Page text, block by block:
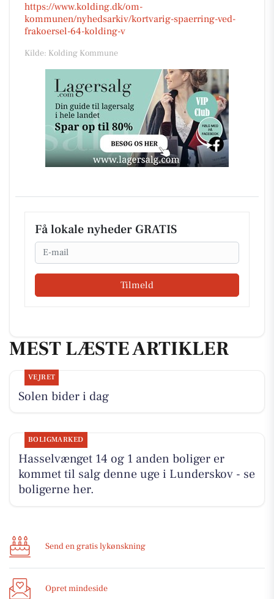
https://www.kolding.dk/om-
kommunen/nyhedsarkiv/kortvarig-spaerring-ved-
frakoersel-64-kolding-v
Kilde: Kolding Kommune
Få lokale nyheder GRATIS
Email
Tilmeld
MEST LÆSTE ARTIKLER
VEJRET
Solen bider i dag
BOLIGMARKED
Hasselvænget 14 og 1 anden boliger er
kommet til salg denne uge i Lunderskov - se
boligerne her.
Send en gratis lykønskning
Opret mindeside